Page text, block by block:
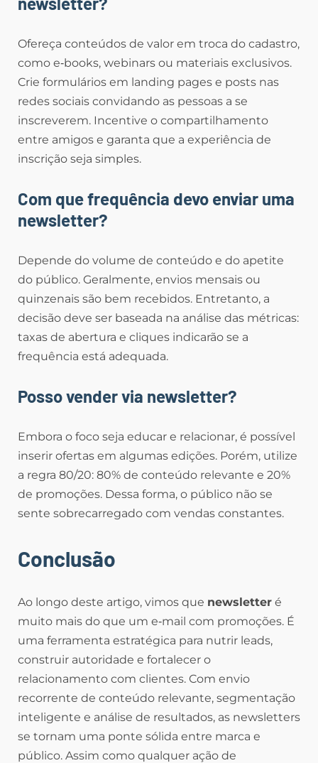
Ofereça conteúdos de valor em troca do cadastro,
como e‑books, webinars ou materiais exclusivos.
Crie formulários em landing pages e posts nas
redes sociais convidando as pessoas a se
inscreverem. Incentive o compartilhamento
entre amigos e garanta que a experiência de
inscrição seja simples.
Com que frequência devo enviar uma
newsletter?
Depende do volume de conteúdo e do apetite
do público. Geralmente, envios mensais ou
quinzenais são bem recebidos. Entretanto, a
decisão deve ser baseada na análise das métricas:
taxas de abertura e cliques indicarão se a
frequência está adequada.
Posso vender via newsletter?
Embora o foco seja educar e relacionar, é possível
inserir ofertas em algumas edições. Porém, utilize
a regra 80/20: 80% de conteúdo relevante e 20%
de promoções. Dessa forma, o público não se
sente sobrecarregado com vendas constantes.
Conclusão
Ao longo deste artigo, vimos que newsletter é
muito mais do que um e‑mail com promoções. É
uma ferramenta estratégica para nutrir leads,
construir autoridade e fortalecer o
relacionamento com clientes. Com envio
recorrente de conteúdo relevante, segmentação
inteligente e análise de resultados, as newsletters
se tornam uma ponte sólida entre marca e
público. Assim como qualquer ação de